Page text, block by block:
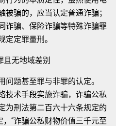
骗的，应当认定普通诈骗；
诈骗、保险诈骗等特殊诈骗罪
定定罪量刑。
且无地域差别
问题甚至罪与非罪的认定。
技术手段实施诈骗，诈骗公私
为刑法第二百六十六条规定的
，“诈骗公私财物价值三千元至